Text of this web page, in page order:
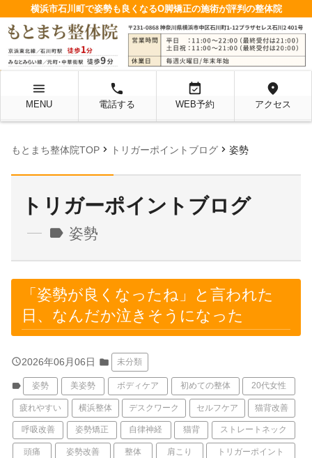
横浜市石川町で姿勢も良くなるO脚矯正の施術が評判の整体院
menu
MENU
local_phone
電話する
event_available
WEB予約
location_on
アクセス
もとまち整体院TOP chevron_right トリガーポイントブログ chevron_right 姿勢
トリガーポイントブログ
label 姿勢
「姿勢が良くなったね」と言われた
日、なんだか泣きそうになった
query_builder2026年06月06日 folder 未分類
label 姿勢 美姿勢 ボディケア 初めての整体 20代女性
疲れやすい 横浜整体 デスクワーク セルフケア 猫背改善
呼吸改善 姿勢矯正 自律神経 猫背 ストレートネック
頭痛 姿勢改善 整体 肩こり トリガーポイント